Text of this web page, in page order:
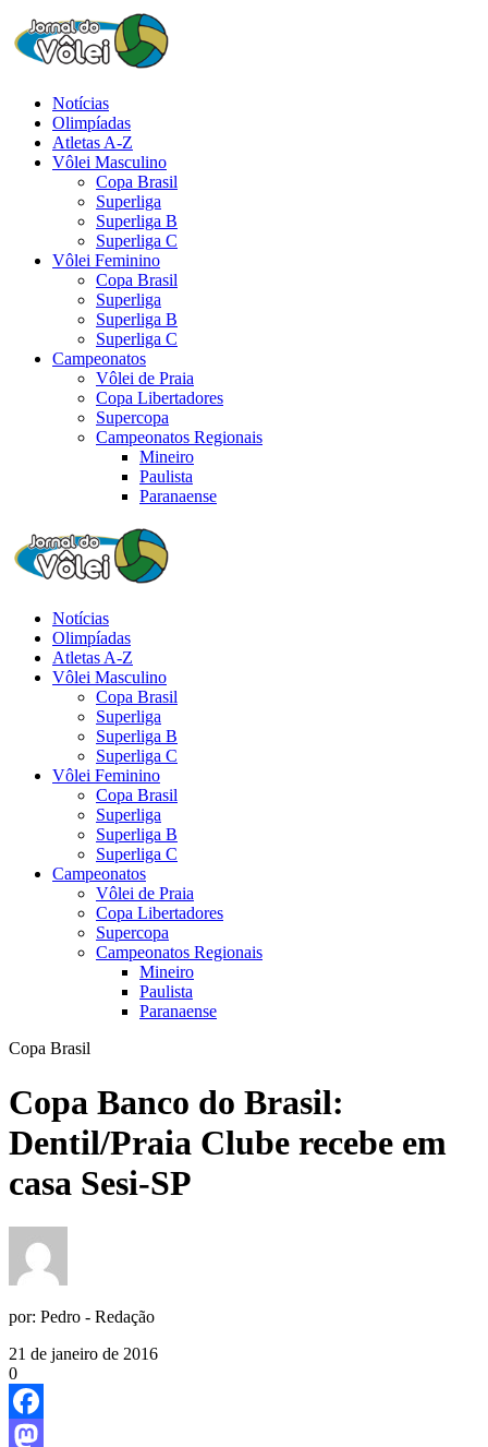
Notícias
Olimpíadas
Atletas A-Z
Vôlei Masculino
Copa Brasil
Superliga
Superliga B
Superliga C
Vôlei Feminino
Copa Brasil
Superliga
Superliga B
Superliga C
Campeonatos
Vôlei de Praia
Copa Libertadores
Supercopa
Campeonatos Regionais
Mineiro
Paulista
Paranaense
Notícias
Olimpíadas
Atletas A-Z
Vôlei Masculino
Copa Brasil
Superliga
Superliga B
Superliga C
Vôlei Feminino
Copa Brasil
Superliga
Superliga B
Superliga C
Campeonatos
Vôlei de Praia
Copa Libertadores
Supercopa
Campeonatos Regionais
Mineiro
Paulista
Paranaense
Copa Brasil
Copa Banco do Brasil:
Dentil/Praia Clube recebe em
casa Sesi-SP
por: Pedro - Redação
21 de janeiro de 2016
0
Facebook